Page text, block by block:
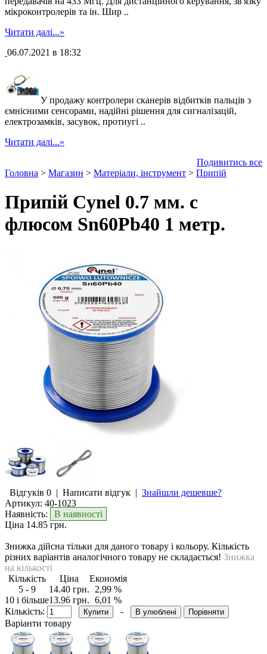
мікроконтролерів та ін. Шир ..
Читати далі...»
06.07.2021 в 18:32
У продажу контролери сканерів відбитків пальців з
ємнісними сенсорами, надійні рішення для сигналізацій,
електрозамків, засувок, протиугі ..
Читати далі...»
Подивитись все
Головна > Магазин > Матеріали, інструмент > Припій
Припій Cynel 0.7 мм. с
флюсом Sn60Pb40 1 метр.
Відгуків 0 | Написати відгук | Знайшли дешевше?
Артикул: 40-1023
Наявність:
В наявності
Ціна 14.85 грн.
Знижка дійсна тільки для даного товару і кольору. Кількість
різних варіантів аналогічного товару не складається! Знижка
на кількості
Кількість
Ціна
Eкономія
5 - 9
14.40 грн.
2,99 %
10 і більше13.96 грн. 6,01 %
Кількість:
- В улюблені Порівняти
Варіанти товару